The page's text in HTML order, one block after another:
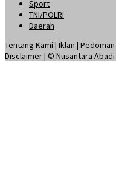
Sport
TNI/POLRI
Daerah
Tentang Kami | Iklan |
Disclaimer| © Nusantara